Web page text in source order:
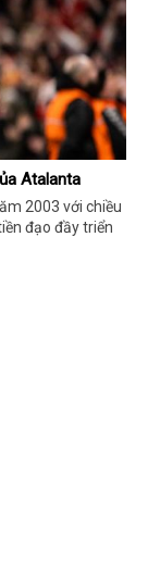
Atalanta
2003 với chiều
đạo đầy triển